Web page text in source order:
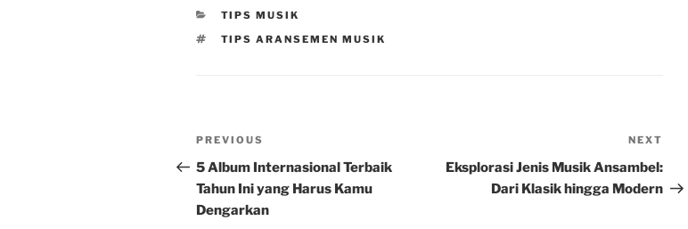
CATEGORIES
TIPS MUSIK
TAGS
TIPS ARANSEMEN MUSIK
Post
navigation
Previous
Post
PREVIOUS
5 Album Internasional Terbaik
Tahun Ini yang Harus Kamu
Dengarkan
Post
NEXT
Eksplorasi Jenis Musik Ansambel:
Dari Klasik hingga Modern